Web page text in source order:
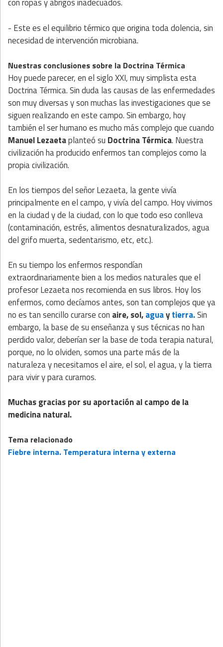
con ropas y abrigos inadecuados.
- Este es el equilibrio térmico que origina toda dolencia, sin
necesidad de intervención microbiana.
Nuestras conclusiones sobre la Doctrina Térmica
Hoy puede parecer, en el siglo XXI, muy simplista esta
Doctrina Térmica. Sin duda las causas de las enfermedades
son muy diversas y son muchas las investigaciones que se
siguen realizando en este campo. Sin embargo, hoy
también el ser humano es mucho más complejo que cuando
Manuel Lezaetaplanteó su Doctrina Térmica. Nuestra
civilización ha producido enfermos tan complejos como la
propia civilización.
En los tiempos del señor Lezaeta, la gente vivía
principalmente en el campo, y vivía del campo. Hoy vivimos
en la ciudad y de la ciudad, con lo que todo eso conlleva
(contaminación, estrés, alimentos desnaturalizados, agua
del grifo muerta, sedentarismo, etc, etc.).
En su tiempo los enfermos respondían
extraordinariamente bien a los medios naturales que el
profesor Lezaeta nos recomienda en sus libros. Hoy los
enfermos, como decíamos antes, son tan complejos que ya
no es tan sencillo curarse con aire, sol,aguaytierra.Sin
embargo, la base de su enseñanza y sus técnicas no han
perdido valor, deberían ser la base de toda terapia natural,
porque, no lo olviden, somos una parte más de la
naturaleza y necesitamos el aire, el sol, el agua, y la tierra
para vivir y para curarnos.
Muchas gracias por su aportación al campo de la
medicina natural.
Tema relacionado
Fiebre interna. Temperatura interna y externa